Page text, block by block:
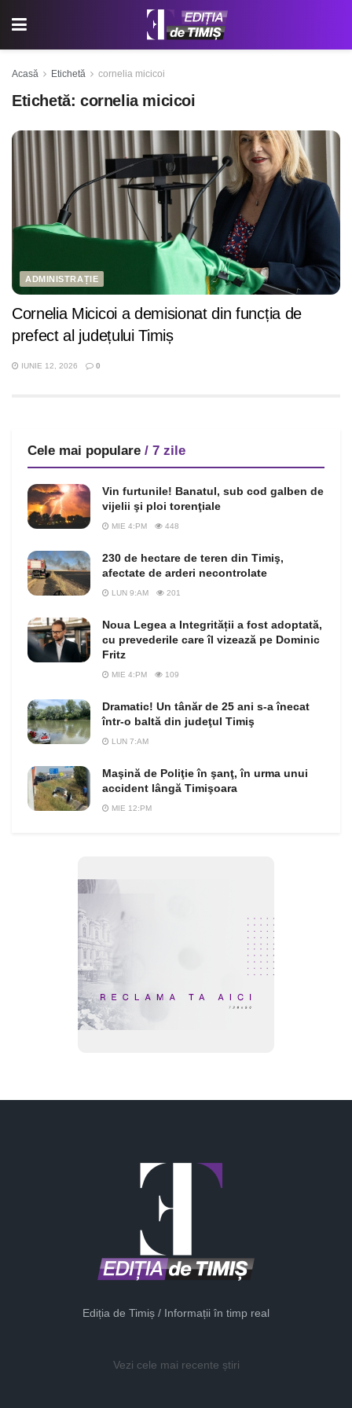
Acasă Etichetă cornelia micicoi
Etichetă: cornelia micicoi
ADMINISTRAȚIE
Cornelia Micicoi a demisionat din funcția de
prefect al județului Timiș
IUNIE 12, 2026 0
Cele mai populare / 7 zile
Vin furtunile! Banatul, sub cod galben de
vijelii şi ploi torenţiale
MIE 4:PM 448
230 de hectare de teren din Timiş,
afectate de arderi necontrolate
LUN 9:AM 201
Noua Legea a Integrității a fost adoptată,
cu prevederile care îl vizează pe Dominic
Fritz
MIE 4:PM 109
Dramatic! Un tânăr de 25 ani s-a înecat
într-o baltă din judeţul Timiş
LUN 7:AM
Maşină de Poliţie în şanţ, în urma unui
accident lângă Timişoara
MIE 12:PM
Ediția de Timiș / Informații în timp real
Vezi cele mai recente știri